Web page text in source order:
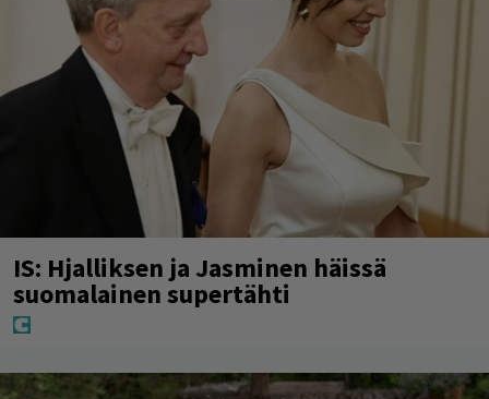
IS: Hjalliksen ja Jasminen häissä
suomalainen supertähti